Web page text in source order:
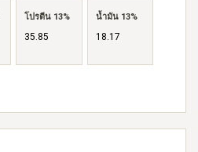
โปรตีน 13%
35.85
น้ำมัน 13%
18.17